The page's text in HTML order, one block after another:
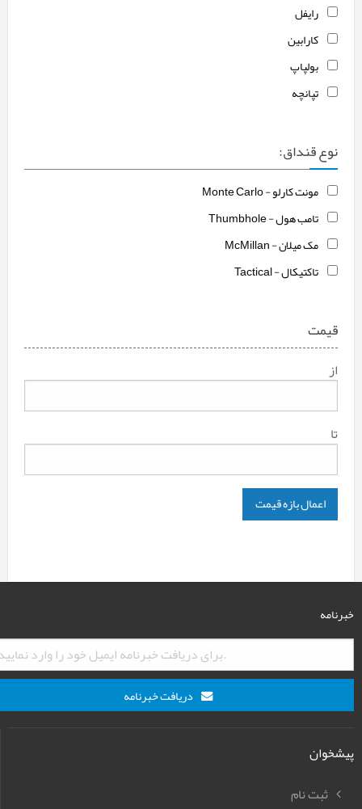
رایفل
کارابین
بولپاپ
تپانچه
نوع قنداق:
مونت کارلو - Monte Carlo
تامب هول - Thumbhole
مک میلان - McMillan
تاکتیکال - Tactical
قیمت
از
تا
اعمال بازه قیمت
خبرنامه
دریافت خبرنامه
پیشخوان
ثبت نام